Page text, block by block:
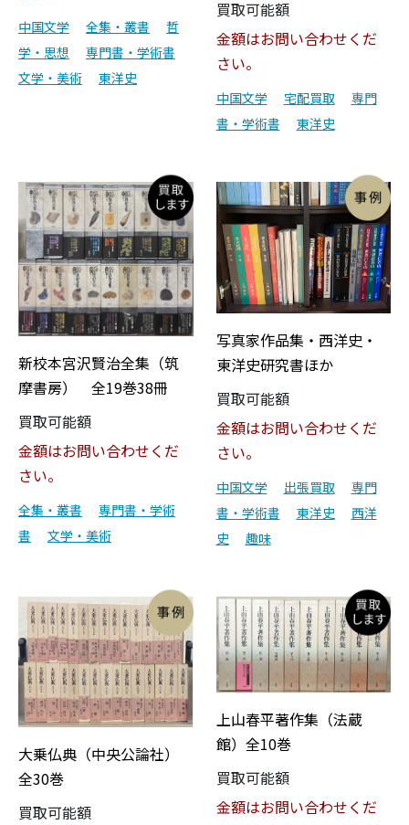
中国文学 全集・叢書
哲
学・思想
専門書・学術書
文学・美術
東洋史
買取可能額
金額はお問い合わせくだ
さい。
中国文学 宅配買取
専門
書・学術書
東洋史
新校本宮沢賢治全集（筑
摩書房） 全19巻38冊
買取可能額
金額はお問い合わせくだ
さい。
全集・叢書
専門書・学術
書
文学・美術
写真家作品集・西洋史・
東洋史研究書ほか
買取可能額
金額はお問い合わせくだ
さい。
中国文学 出張買取
専門
書・学術書
東洋史
西洋
史
趣味
大乗仏典（中央公論社）
全30巻
買取可能額
上山春平著作集（法蔵
館）全10巻
買取可能額
金額はお問い合わせくだ